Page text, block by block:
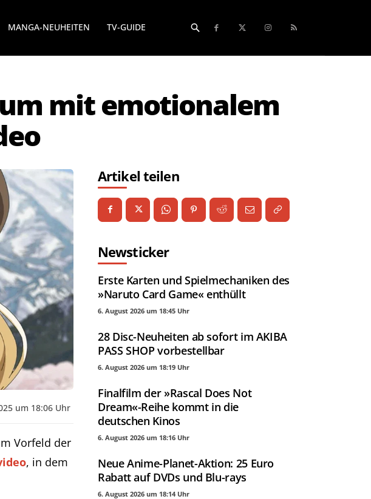
MANGA-NEUHEITEN TV-GUIDE
mit emotionalem
um 18:06 Uhr
Vorfeld der
, in dem
Artikel teilen
Newsticker
Erste Karten und Spielmechaniken des
»Naruto Card Game« enthüllt
6. August 2026 um 18:45 Uhr
28 Disc-Neuheiten ab sofort im AKIBA
PASS SHOP vorbestellbar
6. August 2026 um 18:19 Uhr
Finalfilm der »Rascal Does Not
Dream«-Reihe kommt in die
deutschen Kinos
6. August 2026 um 18:16 Uhr
Neue Anime-Planet-Aktion: 25 Euro
Rabatt auf DVDs und Blu-rays
6. August 2026 um 18:14 Uhr